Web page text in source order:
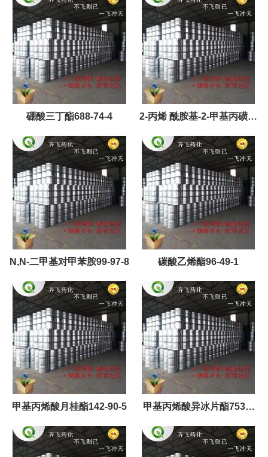
硼酸三丁酯688-74-4 2-丙烯 酰胺基-2-甲基丙磺酸
15214-89-8
N,N-二甲基对甲苯胺99-97-8 碳酸乙烯酯96-49-1
甲基丙烯酸月桂酯142-90-5 甲基丙烯酸异冰片酯7534-
94-3